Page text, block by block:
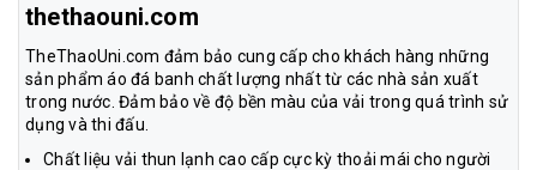
thethaouni.com
TheThaoUni.com đảm bảo cung cấp cho khách hàng những
sản phẩm áo đá banh chất lượng nhất từ các nhà sản xuất
trong nước. Đảm bảo về độ bền màu của vải trong quá trình sử
dụng và thi đấu.
Chất liệu vải thun lạnh cao cấp cực kỳ thoải mái cho người